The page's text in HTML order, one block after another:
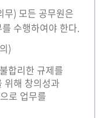
무) 모든 공무원은
수행하여야 한다.
)
합리한 규제를
위해 창의성과
로 업무를